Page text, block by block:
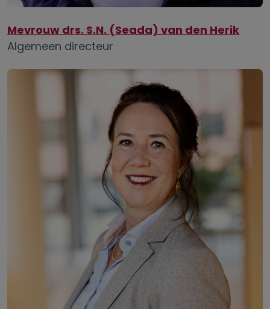
Mevrouw drs. S.N. (Seada) van den Herik
Algemeen directeur